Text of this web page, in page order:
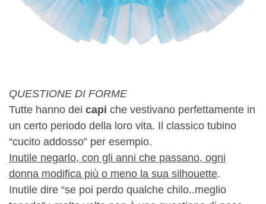
QUESTIONE DI FORME
Tutte hanno dei capi che vestivano perfettamente in
un certo periodo della loro vita. Il classico tubino
“cucito addosso” per esempio.
Inutile negarlo, con gli anni che passano, ogni
donna modifica più o meno la sua silhouette.
Inutile dire “se poi perdo qualche chilo..meglio